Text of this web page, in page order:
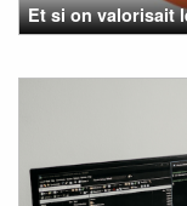
Et si on valorisait